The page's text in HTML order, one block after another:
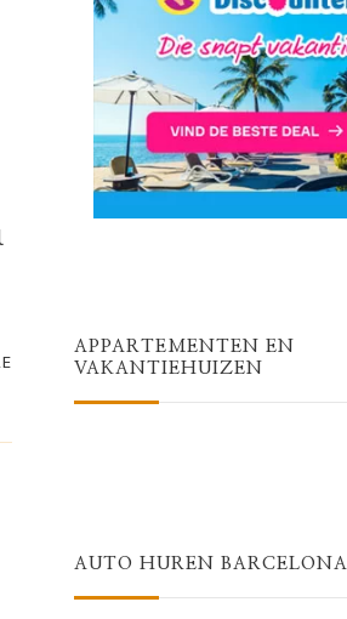
APPARTEMENTEN EN
VAKANTIEHUIZEN
AUTO HUREN BARCELONA